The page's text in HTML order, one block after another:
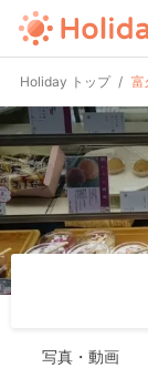
Holiday トップ 富
写真・動画